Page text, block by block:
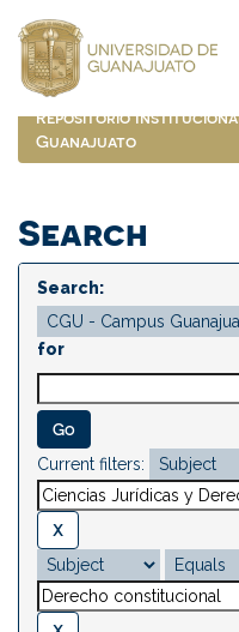
navigation
Repositorio
Guanajuato
Search
Search:
for
Current filters: